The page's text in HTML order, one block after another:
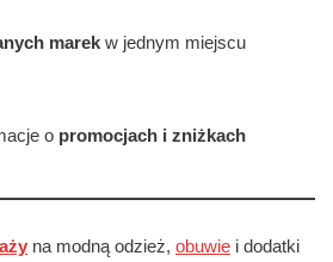
marek w jednym miejscu
o promocjach i zniżkach
na modną odzież, obuwie i dodatki